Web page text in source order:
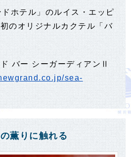
ホテル」のルイス・エッピ
のオリジナルカクテル「バ
バー シーガーディアンⅡ
sea-
薫りに触れる